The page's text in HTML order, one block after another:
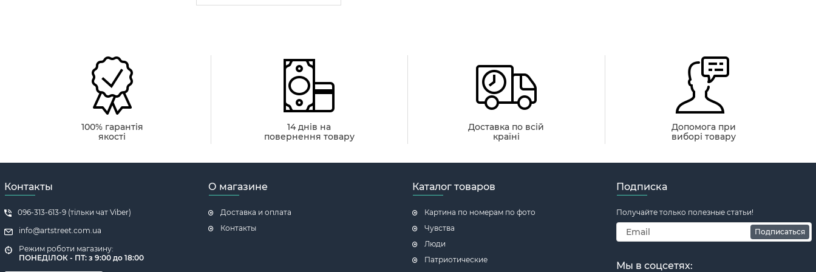
100% гарантія
якості
14 днів на
повернення товару
Доставка по всій
країні
Допомога при
виборі товару
Контакты
096-313-613-9 (тільки чат Viber)
info@artstreet.com.ua
Режим роботи магазину:
ПОНЕДІЛОК - ПТ: з 9:00 до 18:00
О магазине
Доставка и оплата
Контакты
Каталог товаров
Картина по номерам по фото
Чувства
Люди
Патриотические
Подписка
Получайте только полезные статьи!
Подписаться
Мы в соцсетях: